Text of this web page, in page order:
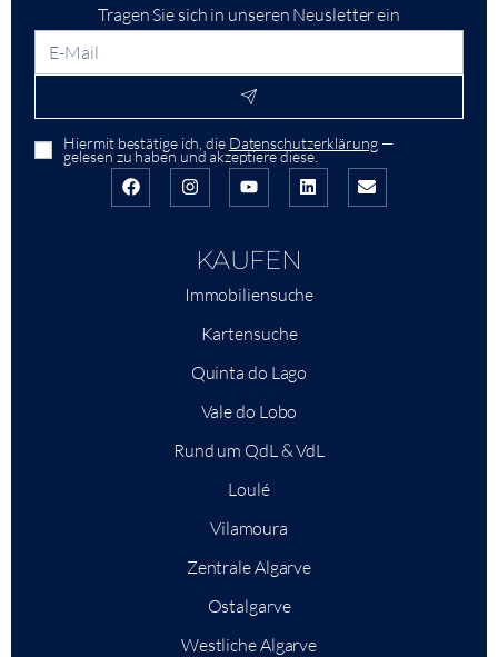
Tragen Sie sich in unseren Neusletter ein
Hiermit bestätige ich, die Datenschutzerklärung—
gelesen zu haben und akzeptiere diese.
KAUFEN
Immobiliensuche
Kartensuche
Quinta do Lago
Vale do Lobo
Rund um QdL & VdL
Loulé
Vilamoura
Zentrale Algarve
Ostalgarve
Westliche Algarve